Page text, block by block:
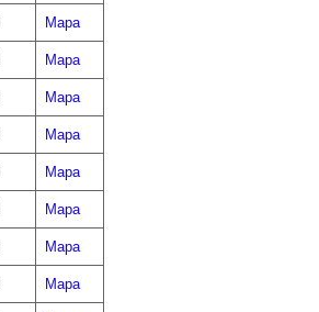
Mapa
Mapa
Mapa
Mapa
Mapa
Mapa
Mapa
Mapa